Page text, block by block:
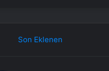
Son Eklenen